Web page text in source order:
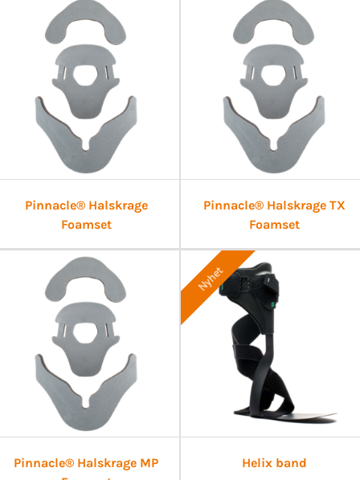
Pinnacle® Halskrage
Foamset
Pinnacle® Halskrage TX
Foamset
Pinnacle® Halskrage MP
Nyhet
Helix band